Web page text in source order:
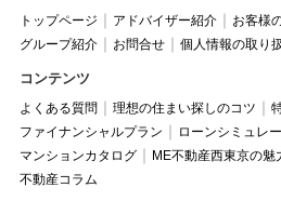
トップページ アドバイザー紹介 お客様
グループ紹介
お問合せ 個人情報の取り
コンテンツ
よくある質問 理想の住まい探しのコツ
ファイナンシャルプラン
ローンシミュレ
マンションカタログ
ME不動産西東京の魅
不動産コラム